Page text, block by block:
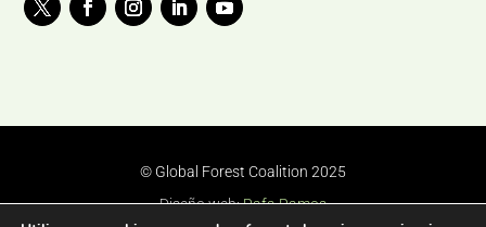
© Global Forest Coalition 2025
Diseño web:Rafa Ramos